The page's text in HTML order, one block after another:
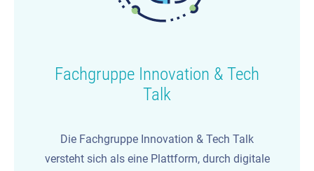
Fachgruppe Innovation & Tech
Talk
Die Fachgruppe Innovation & Tech Talk
versteht sich als eine Plattform, durch digitale